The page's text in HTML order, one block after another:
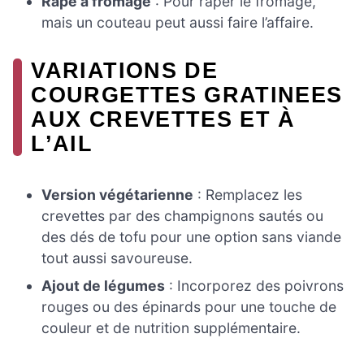
mais un couteau peut aussi faire l’affaire.
VARIATIONS DE
COURGETTES GRATINEES
AUX CREVETTES ET À
L’AIL
Version végétarienne : Remplacez les
crevettes par des champignons sautés ou
des dés de tofu pour une option sans viande
tout aussi savoureuse.
Ajout de légumes : Incorporez des poivrons
rouges ou des épinards pour une touche de
couleur et de nutrition supplémentaire.